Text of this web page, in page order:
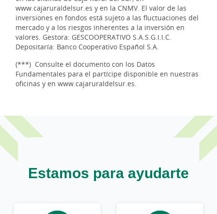
www.cajaruraldelsur.es y en la CNMV. El valor de las
inversiones en fondos está sujeto a las fluctuaciones del
mercado y a los riesgos inherentes a la inversión en
valores. Gestora: GESCOOPERATIVO S.A.S.G.I.I.C.
Depositaría: Banco Cooperativo Español S.A.
(***) Consulte el documento con los Datos
Fundamentales para el partícipe disponible en nuestras
oficinas y en www.cajaruraldelsur.es.
Estamos para ayudarte